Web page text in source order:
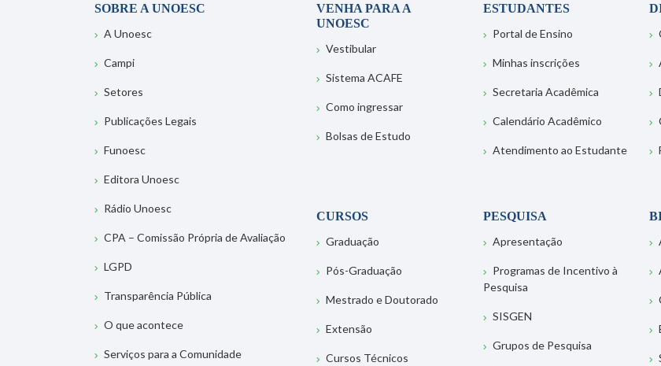
SOBRE A UNOESC
A Unoesc
Campi
Setores
Publicações Legais
Funoesc
Editora Unoesc
Rádio Unoesc
CPA – Comissão Própria de Avaliação
LGPD
Transparência Pública
O que acontece
Serviços para a Comunidade
VENHA PARA A
UNOESC
Vestibular
Sistema ACAFE
Como ingressar
Bolsas de Estudo
ESTUDANTES
Portal de Ensino
Minhas inscrições
Secretaria Acadêmica
Calendário Acadêmico
Atendimento ao Estudante
CURSOS
Graduação
Pós-Graduação
Mestrado e Doutorado
Extensão
Cursos Técnicos
PESQUISA
Apresentação
Programas de Incentivo à
Pesquisa
SISGEN
Grupos de Pesquisa